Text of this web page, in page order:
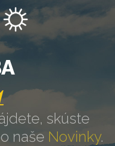
skúste
naše Novinky.